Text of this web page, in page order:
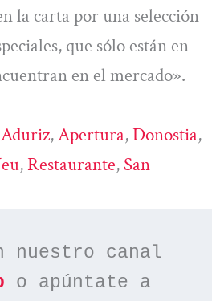
la carta por una selección
que sólo están en
en el mercado».
, Apertura, Donostia
, Restaurante, San
nuestro canal
o apúntate a